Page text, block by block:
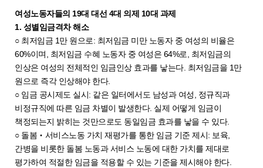
여성노동자들의 19대 대선 4대 의제 10대 과제
1. 성별임금격차 해소
○ 최저임금 1만 원으로: 최저임금 미만 노동자 중 여성의 비율은
60%이며, 최저임금 수혜 노동자 중 여성은 64%로, 최저임금의
인상은 여성의 전체적인 임금인상 효과를 낳는다. 최저임금을 1만
원으로 즉각 인상해야 한다.
○ 임금 공시제도 실시: 같은 일터에서도 남성과 여성, 정규직과
비정규직에 따른 임금 차별이 발생한다. 실제 어떻게 임금이
책정되는지 밝히는 것만으로도 동일임금 효과를 낳을 수 있다.
○ 돌봄‧서비스노동 가치 재평가를 통한 임금 기준 제시: 보육,
간병을 비롯한 돌봄 노동과 서비스 노동에 대한 가치를 제대로
평가하여 적절한 임금을 적용할 수 있는 기준을 제시해야 한다.